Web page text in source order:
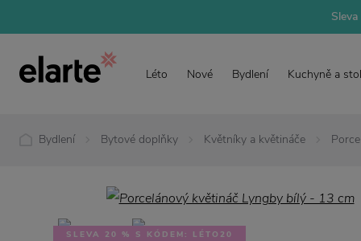
Léto Nové Bydlení Kuchyně a
Bydlení Bytové doplňky Květníky a květináče
SLEVA 20 % S KÓDEM: LÉTO20